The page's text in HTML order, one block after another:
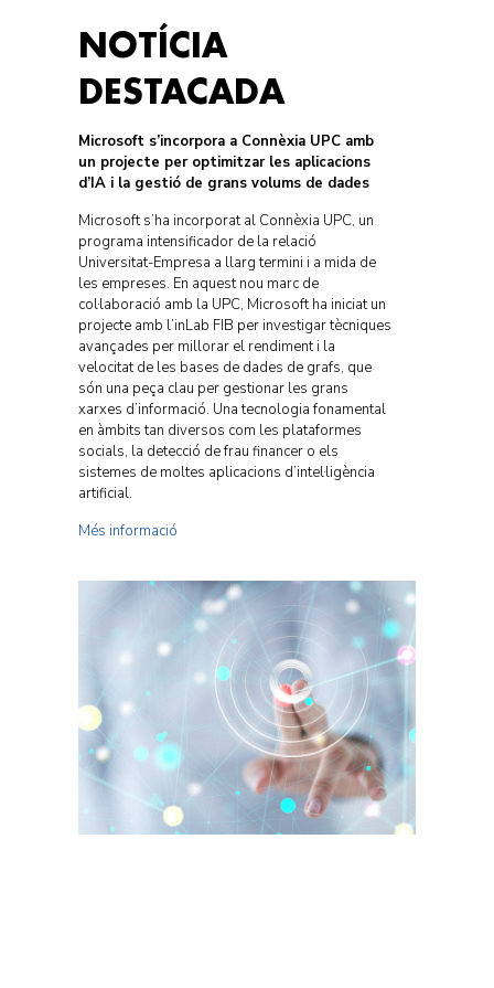
NOTÍCIA
DESTACADA
Microsoft s’incorpora a Connèxia UPC amb
un projecte per optimitzar les aplicacions
d’IA i la gestió de grans volums de dades
Microsoft s’ha incorporat al Connèxia UPC, un
programa intensificador de la relació
Universitat-Empresa a llarg termini i a mida de
les empreses. En aquest nou marc de
col·laboració amb la UPC, Microsoft ha iniciat un
projecte amb l’inLab FIB per investigar tècniques
avançades per millorar el rendiment i la
velocitat de les bases de dades de grafs, que
són una peça clau per gestionar les grans
xarxes d’informació. Una tecnologia fonamental
en àmbits tan diversos com les plataformes
socials, la detecció de frau financer o els
sistemes de moltes aplicacions d’intel·ligència
artificial.
Més informació